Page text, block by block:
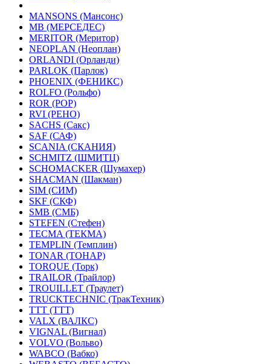
MANSONS (Мансонс)
MB (МЕРСЕДЕС)
MERITOR (Меритор)
NEOPLAN (Неоплан)
ORLANDI (Орланди)
PARLOK (Парлок)
PHOENIX (ФЕНИКС)
ROLFO (Рольфо)
ROR (РОР)
RVI (РЕНО)
SACHS (Сакс)
SAF (САФ)
SCANIA (СКАНИЯ)
SCHMITZ (ШМИТЦ)
SCHOMACKER (Шумахер)
SHACMAN (Шакман)
SIM (СИМ)
SKF (СКФ)
SMB (СМБ)
STEFEN (Стефен)
TECMA (ТЕКМА)
TEMPLIN (Темплин)
TONAR (ТОНАР)
TORQUE (Торк)
TRAILOR (Трайлор)
TROUILLET (Траулет)
TRUCKTECHNIC (ТракТехник)
TTT (ТТТ)
VALX (ВАЛКС)
VIGNAL (Вигнал)
VOLVO (Вольво)
WABCO (Вабко)